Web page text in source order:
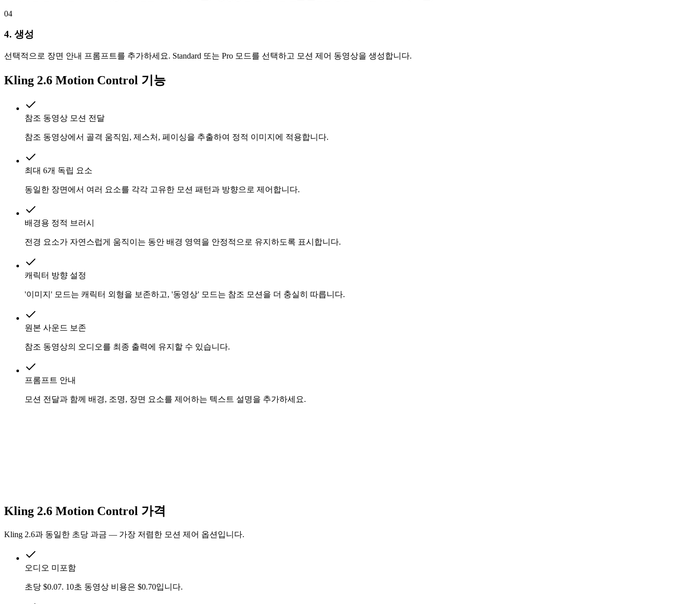
04
4. 생성
선택적으로 장면 안내 프롬프트를 추가하세요. Standard 또는 Pro 모드를 선택하고 모션 제어 동영상을 생성합니다.
Kling 2.6 Motion Control 기능
참조 동영상 모션 전달
참조 동영상에서 골격 움직임, 제스처, 페이싱을 추출하여 정적 이미지에 적용합니다.
최대 6개 독립 요소
동일한 장면에서 여러 요소를 각각 고유한 모션 패턴과 방향으로 제어합니다.
배경용 정적 브러시
전경 요소가 자연스럽게 움직이는 동안 배경 영역을 안정적으로 유지하도록 표시합니다.
캐릭터 방향 설정
'이미지' 모드는 캐릭터 외형을 보존하고, '동영상' 모드는 참조 모션을 더 충실히 따릅니다.
원본 사운드 보존
참조 동영상의 오디오를 최종 출력에 유지할 수 있습니다.
프롬프트 안내
모션 전달과 함께 배경, 조명, 장면 요소를 제어하는 텍스트 설명을 추가하세요.
Kling 2.6 Motion Control 가격
Kling 2.6과 동일한 초당 과금 — 가장 저렴한 모션 제어 옵션입니다.
오디오 미포함
초당 $0.07. 10초 동영상 비용은 $0.70입니다.